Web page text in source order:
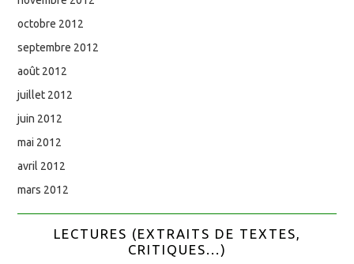
octobre 2012
septembre 2012
août 2012
juillet 2012
juin 2012
mai 2012
avril 2012
mars 2012
LECTURES (EXTRAITS DE TEXTES,
CRITIQUES...)